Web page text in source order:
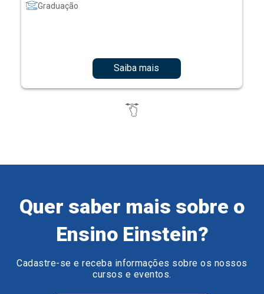
Graduação
Saiba mais
Quer saber mais sobre o
Ensino Einstein?
Cadastre-se e receba informações sobre os nossos
cursos e eventos.